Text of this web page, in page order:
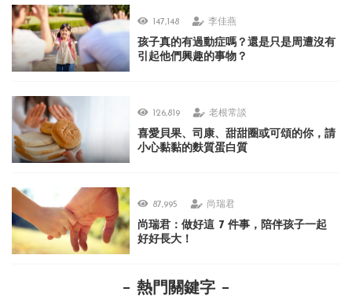
147,148 李佳燕
孩子真的有過動症嗎？還是只是周遭沒有
引起他們興趣的事物？
126,819 老根常談
喜愛貝果、司康、甜甜圈或可頌的你，請
小心黏黏的麩質蛋白質
87,995 尚瑞君
尚瑞君：做好這 7 件事，陪伴孩子一起
好好長大！
熱門關鍵字